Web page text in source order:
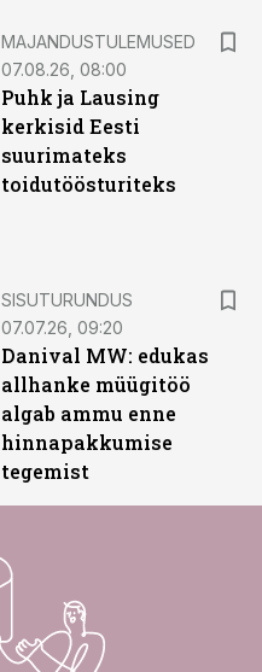
MAJANDUSTULEMUSED
07.08.26, 08:00
Puhk ja Lausing
kerkisid Eesti
suurimateks
toidutöösturiteks
SISUTURUNDUS
07.07.26, 09:20
Danival MW: edukas
allhanke müügitöö
algab ammu enne
hinnapakkumise
tegemist